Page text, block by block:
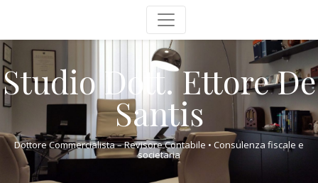
Studio Dott. Ettore De
Santis
Dottore Commercialista – Revisore Contabile • Consulenza fiscale e
societaria